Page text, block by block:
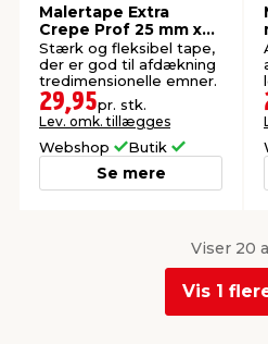
Malertape Extra
Crepe Prof 25 mm x
50 meter - LUXI®
Stærk og fleksibel tape,
der er god til afdækning
tredimensionelle emner.
29,95pr. stk.
Lev. omk. tillægges
Webshop Butik
Se mere
Viser 20
Vis 1